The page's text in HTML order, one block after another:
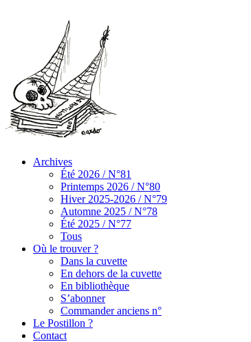
Archives
Été 2026 / N°81
Printemps 2026 / N°80
Hiver 2025-2026 / N°79
Automne 2025 / N°78
Été 2025 / N°77
Tous
Où le trouver ?
Dans la cuvette
En dehors de la cuvette
En bibliothèque
S’abonner
Commander anciens n°
Le Postillon ?
Contact